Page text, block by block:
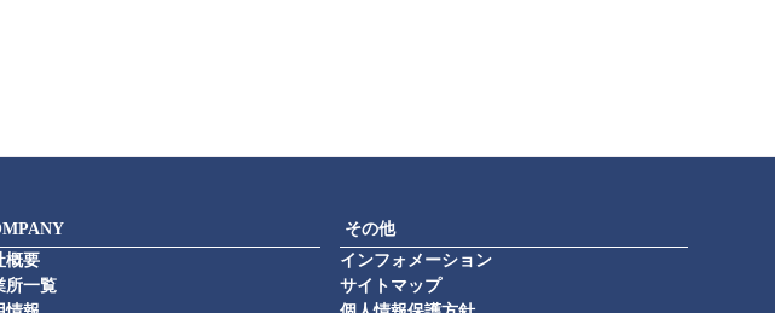
概要
所一覧
その他
インフォメーション
サイトマップ